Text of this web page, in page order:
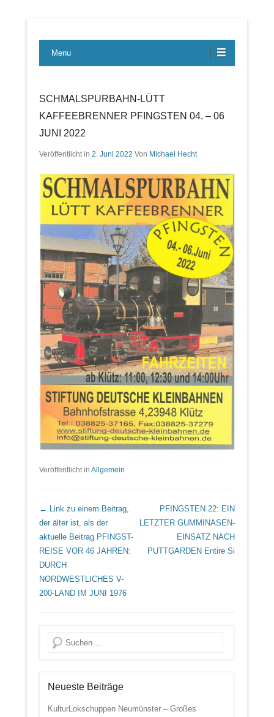
LBE-Express
Menu
SCHMALSPURBAHN-LÜTT
KAFFEEBRENNER PFINGSTEN 04. – 06
JUNI 2022
Veröffentlicht in 2. Juni 2022 Von Michael Hecht
Veröffentlicht in Allgemein
Beitrags Übersicht
← Link zu einem Beitrag,
der älter ist, als der
aktuelle Beitrag PFINGST-
REISE VOR 46 JAHREN:
DURCH
NORDWESTLICHES V-
200-LAND IM JUNI 1976
PFINGSTEN 22: EIN
LETZTER GUMMINASEN-
EINSATZ NACH
PUTTGARDEN Entire Si
Suche
Neueste Beiträge
KulturLokschuppen Neumünster – Großes